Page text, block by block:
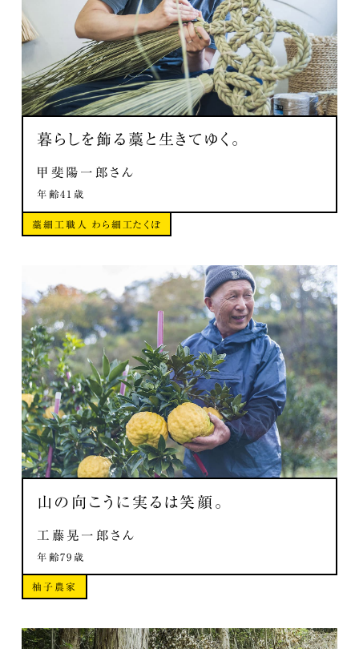
暮らしを飾る藁と生きてゆく。
甲斐陽一郎さん
年齢41歳
藁細工職人 わら細工たくぼ
山の向こうに実るは笑顔。
工藤晃一郎さん
年齢79歳
柚子農家